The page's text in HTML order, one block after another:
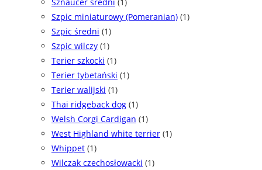
Szpic miniaturowy (Pomeranian) (1)
Szpic średni (1)
Szpic wilczy (1)
Terier szkocki (1)
Terier tybetański (1)
Terier walijski (1)
Thai ridgeback dog (1)
Welsh Corgi Cardigan (1)
West Highland white terrier (1)
Whippet (1)
Wilczak czechosłowacki (1)